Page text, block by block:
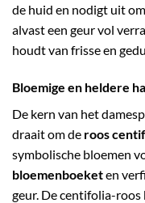
de huid en nodigt uit
alvast een geur vol
houdt van frisse en
Bloemige en heldere
De kern van het
draait om de roos
symbolische bloemen
bloemenboeketen
geur. De centifolia-